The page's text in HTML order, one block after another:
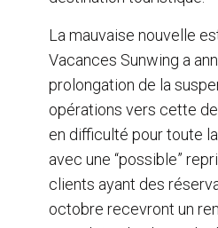
La mauvaise nouvelle
Vacances Sunwing a
prolongation de la
opérations vers cette
en difficulté pour toute
avec une “possible”
clients ayant des
octobre recevront un